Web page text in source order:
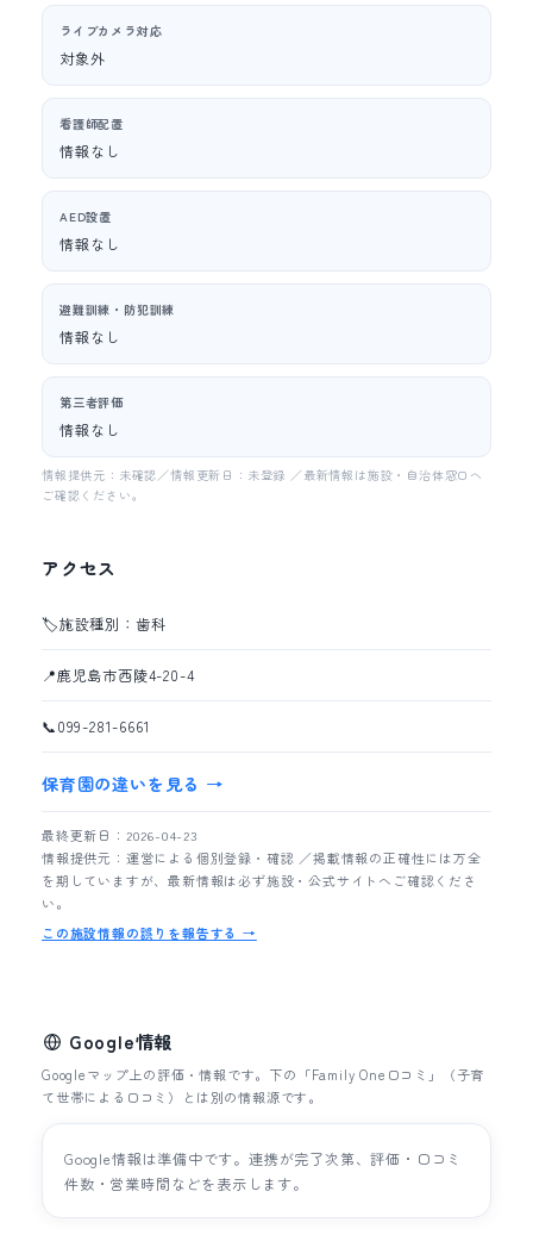
ライブカメラ対応
対象外
看護師配置
情報なし
AED設置
情報なし
避難訓練・防犯訓練
情報なし
第三者評価
情報なし
情報提供元：未確認／情報更新日：未登録 ／最新情報は施設・自治体窓口へ
ご確認ください。
アクセス
🏷️施設種別：歯科
📍鹿児島市西陵4-20-4
📞099-281-6661
保育園の違いを見る →
最終更新日：2026-04-23
情報提供元：運営による個別登録・確認 ／掲載情報の正確性には万全
を期していますが、最新情報は必ず施設・公式サイトへご確認くださ
い。
この施設情報の誤りを報告する →
Google情報
Googleマップ上の評価・情報です。下の「Family One口コミ」（子育
て世帯による口コミ）とは別の情報源です。
Google情報は準備中です。連携が完了次第、評価・口コミ
件数・営業時間などを表示します。